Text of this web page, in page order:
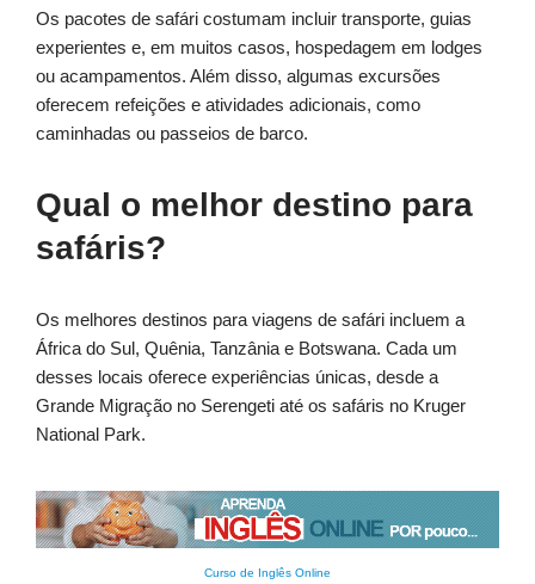
Os pacotes de safári costumam incluir transporte, guias
experientes e, em muitos casos, hospedagem em lodges
ou acampamentos. Além disso, algumas excursões
oferecem refeições e atividades adicionais, como
caminhadas ou passeios de barco.
Qual o melhor destino para
safáris?
Os melhores destinos para viagens de safári incluem a
África do Sul, Quênia, Tanzânia e Botswana. Cada um
desses locais oferece experiências únicas, desde a
Grande Migração no Serengeti até os safáris no Kruger
National Park.
Curso de Inglês Online